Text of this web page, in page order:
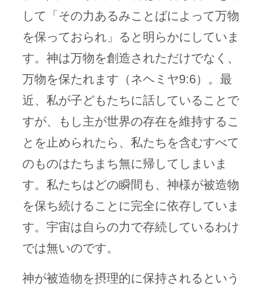
して「その力あるみことばによって万物
を保っておられ」ると明らかにしていま
す。神は万物を創造されただけでなく、
万物を保たれます（ネヘミヤ9:6）。最
近、私が子どもたちに話していることで
すが、もし主が世界の存在を維持するこ
とを止められたら、私たちを含むすべて
のものはたちまち無に帰してしまいま
す。私たちはどの瞬間も、神様が被造物
を保ち続けることに完全に依存していま
す。宇宙は自らの力で存続しているわけ
では無いのです。
神が被造物を摂理的に保持されるという